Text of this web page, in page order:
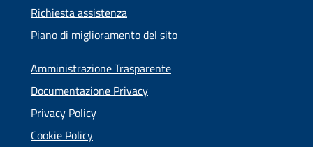
Richiesta assistenza
Piano di miglioramento del sito
Amministrazione Trasparente
Documentazione Privacy
Privacy Policy
Cookie Policy